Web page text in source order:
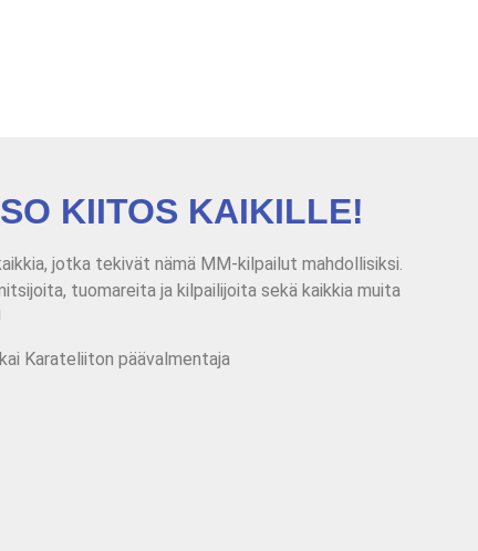
KIITOS KAIKILLE!
jotka tekivät nämä MM-kilpailut mahdollisiksi.
tuomareita ja kilpailijoita sekä kaikkia muita
Karateliiton päävalmentaja